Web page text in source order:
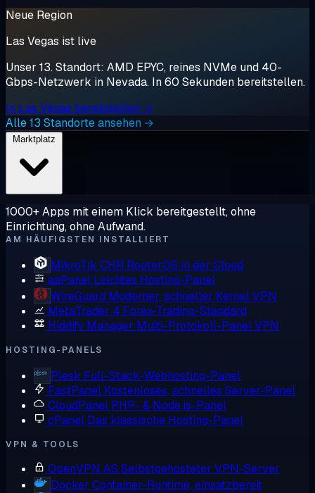
Neue Region
Las Vegas ist live
Unser 13. Standort: AMD EPYC, reines NVMe und 40-
Gbps-Netzwerk in Nevada. In 60 Sekunden bereitstellen.
In Las Vegas bereitstellen →
Alle 13 Standorte ansehen →
1000+ Apps mit einem Klick bereitgestellt, ohne
Einrichtung, ohne Aufwand.
AM HÄUFIGSTEN INSTALLIERT
MikroTik CHR RouterOS in der Cloud
aaPanel Leichtes Hosting-Panel
WireGuard Moderner, schneller Kernel VPN
MetaTrader 4 Forex-Trading-Standard
Hiddify Manager Multi-Protokoll-Panel VPN
HOSTING-PANELS
Plesk Full-Stack-Webhosting-Panel
FastPanel Kostenloses, schnelles Server-Panel
CloudPanel PHP- & Node.js-Panel
cPanel Das klassische Hosting-Panel
VPN & TOOLS
OpenVPN AS Selbstgehosteter VPN-Server
Docker Container-Runtime, einsatzbereit